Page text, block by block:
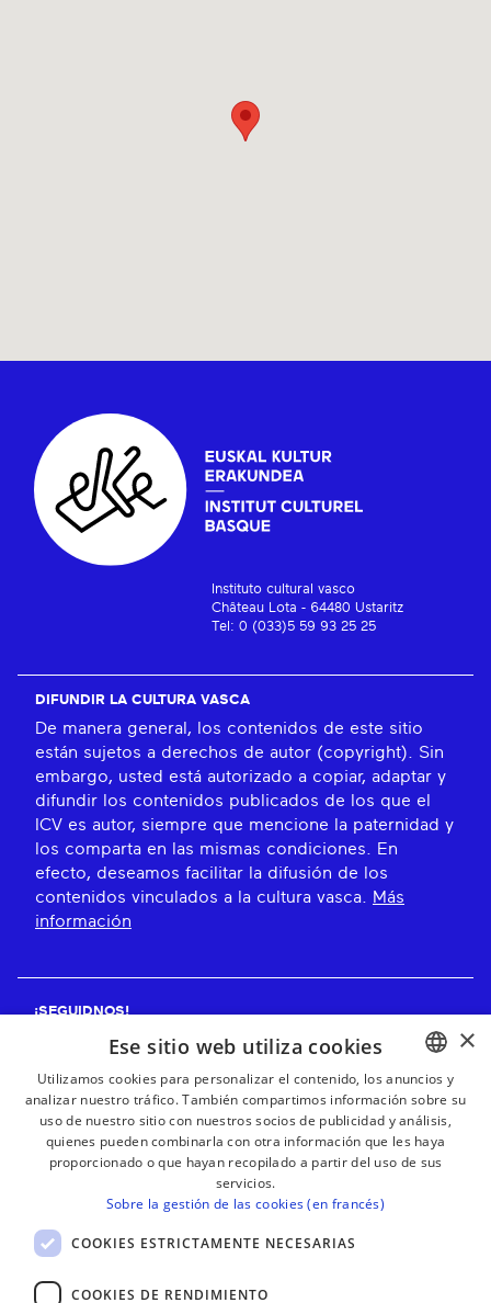
Instituto cultural vasco
Château Lota - 64480 Ustaritz
Tel: 0 (033)5 59 93 25 25
DIFUNDIR LA CULTURA VASCA
De manera general, los contenidos de este sitio
están sujetos a derechos de autor (copyright). Sin
embargo, usted está autorizado a copiar, adaptar y
difundir los contenidos publicados de los que el
ICV es autor, siempre que mencione la paternidad y
los comparta en las mismas condiciones. En
efecto, deseamos facilitar la difusión de los
contenidos vinculados a la cultura vasca.
Más
información
¡SEGUIDNOS!
¡RECIBE NUESTROS BOLETINES!
Suscribirse
BASQUE
FRENCH
×
Ese sitio web utiliza cookies
Utilizamos cookies para personalizar el contenido, los anuncios y
analizar nuestro tráfico. También compartimos información sobre su
uso de nuestro sitio con nuestros socios de publicidad y análisis,
quienes pueden combinarla con otra información que les haya
proporcionado o que hayan recopilado a partir del uso de sus
servicios.
Sobre la gestión de las cookies (en francés)
COOKIES ESTRICTAMENTE NECESARIAS
COOKIES DE RENDIMIENTO